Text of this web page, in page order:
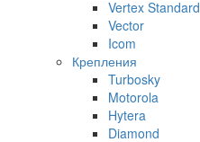
Vertex Standard
Vector
Icom
Крепления
Turbosky
Motorola
Hytera
Diamond